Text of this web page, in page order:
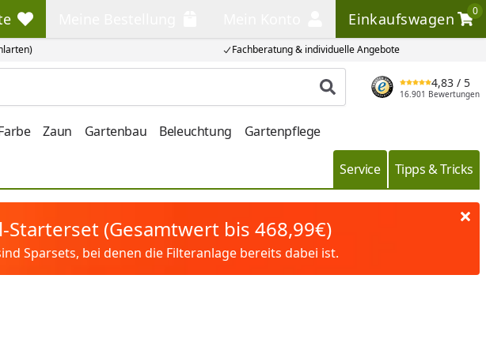
Fachberatung & individuelle Angebote
Einkaufswagen
0
Einkaufswagen
Produkt suchen
4,83 / 5
16.901 Bewertungen
Zaun Gartenbau Beleuchtung Gartenpflege
Service Tipps & Tricks
(Gesamtwert bis 468,99€)
Sparsets, bei denen die Filteranlage bereits dabei ist.